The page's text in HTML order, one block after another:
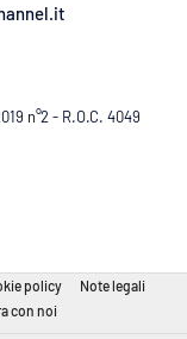
n°2 - R.O.C. 4049
policy Note legali
con noi